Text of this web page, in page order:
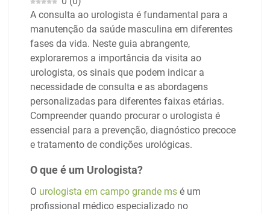
A consulta ao urologista é fundamental para a
manutenção da saúde masculina em diferentes
fases da vida. Neste guia abrangente,
exploraremos a importância da visita ao
urologista, os sinais que podem indicar a
necessidade de consulta e as abordagens
personalizadas para diferentes faixas etárias.
Compreender quando procurar o urologista é
essencial para a prevenção, diagnóstico precoce
e tratamento de condições urológicas.
O que é um Urologista?
O urologista em campo grande ms é um
profissional médico especializado no